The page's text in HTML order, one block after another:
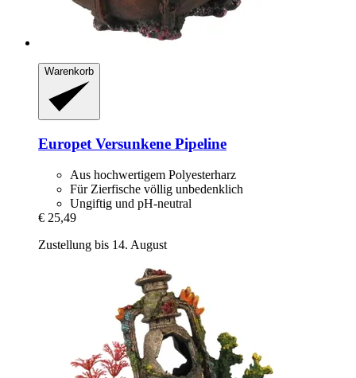
Warenkorb
Europet Versunkene Pipeline
Aus hochwertigem Polyesterharz
Für Zierfische völlig unbedenklich
Ungiftig und pH-neutral
€ 25,49
Zustellung bis 14. August